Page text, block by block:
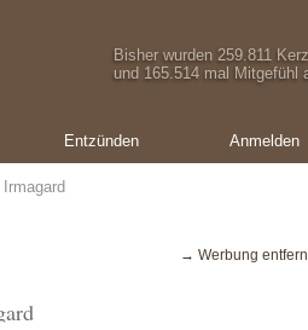
Bisher wurden 259.811
und 165.514 mal Mitgefühl
Entzünden Anmelden
Irmagard
→ Werbung